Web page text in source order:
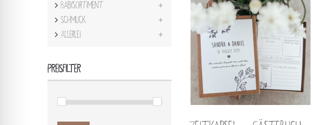
Babysortiment
Schmuck
Allerlei
PREISFILTER